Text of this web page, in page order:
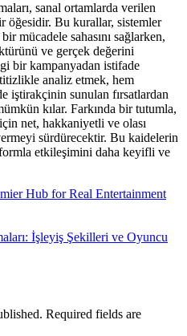
sanal ortamlarda verilen
öğesidir. Bu kurallar, sistemler
mücadele sahasını sağlarken,
ve gerçek değerini
bir kampanyadan istifade
analiz etmek, hem
iştirakçinin sunulan fırsatlardan
kılar. Farkında bir tutumla,
net, hakkaniyetli ve olası
sürdürecektir. Bu kaidelerin
etkileşimini daha keyifli ve
Hub for Real Entertainment
İşleyiş Şekilleri ve Oyuncu
Required fields are